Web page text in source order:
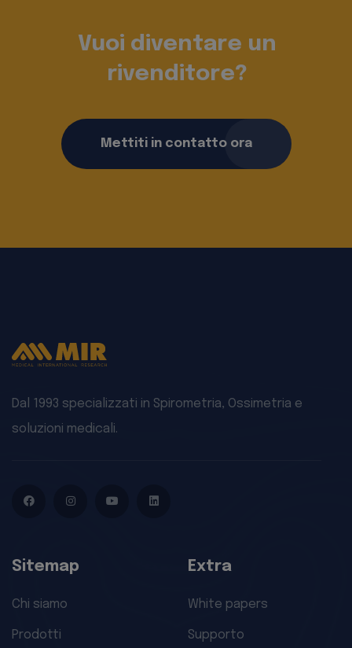
Vuoi diventare un
rivenditore?
Mettiti in contatto ora
Dal 1993 specializzati in Spirometria, Ossimetria e
soluzioni medicali.
Sitemap
Chi siamo
Prodotti
Extra
White papers
Supporto